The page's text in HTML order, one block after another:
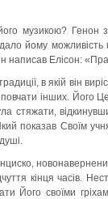
музикою? Генон з
йому можливість
написав Елісон:
в якій він
інших. Його
стяжати,
показав Своїм
кінця часів.
Його своїми